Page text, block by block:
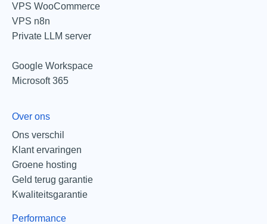
VPS WooCommerce
VPS n8n
Private LLM server
Google Workspace
Microsoft 365
Over ons
Ons verschil
Klant ervaringen
Groene hosting
Geld terug garantie
Kwaliteitsgarantie
Performance